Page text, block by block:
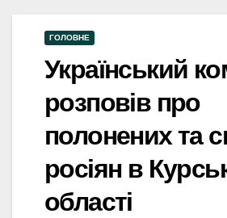
ГОЛОВНЕ
Український
розповів про
полонених та
росіян в
області